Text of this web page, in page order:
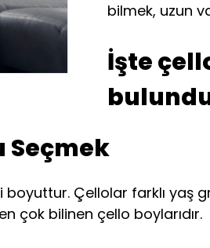
bilmek, uzun
İşte
Seçmek
Çellolar farklı yaş
çok bilinen çello boylarıdır.